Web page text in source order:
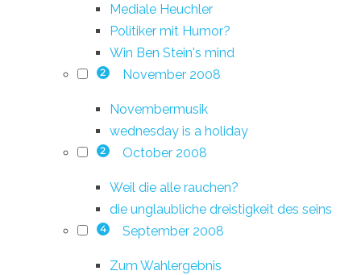
Mediale Heuchler
Politiker mit Humor?
Win Ben Stein's mind
2 November 2008
Novembermusik
wednesday is a holiday
2 October 2008
Weil die alle rauchen?
die unglaubliche dreistigkeit des seins
4 September 2008
Zum Wahlergebnis